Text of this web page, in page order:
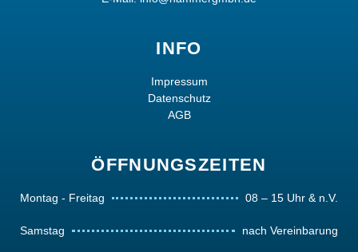
INFO
Impressum
Datenschutz
AGB
ÖFFNUNGSZEITEN
Montag - Freitag 08 – 15 Uhr & n.V.
Samstag nach Vereinbarung